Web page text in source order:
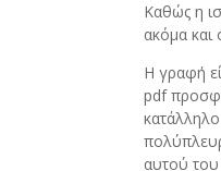
Καθώς η
ακόμα
Η γραφή
pdf
αυτού